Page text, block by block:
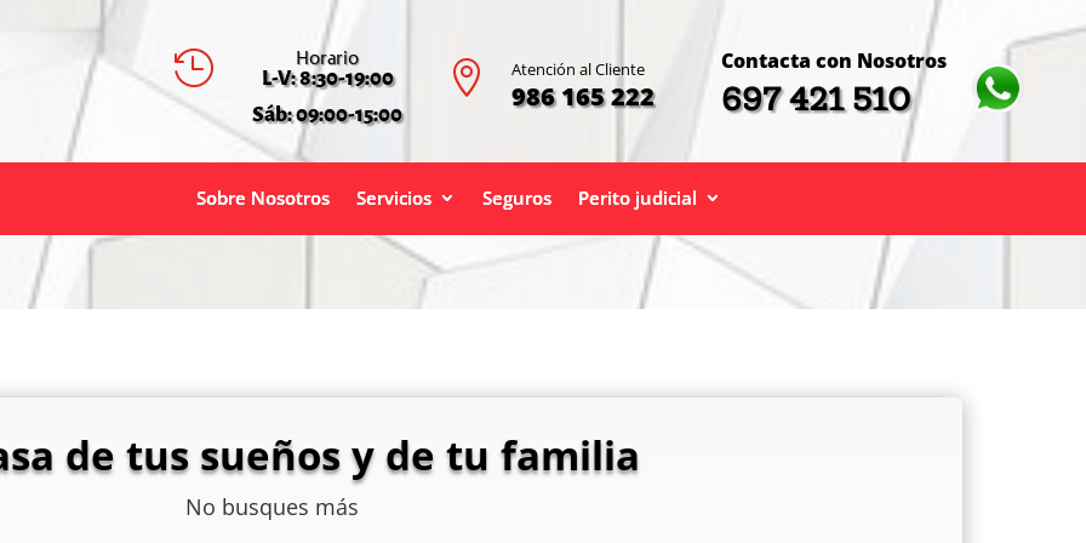
 Horario
L-V: 8:30-19:00
Sáb: 09:00-15:00
 Atención al Cliente
986 165 222
Contacta con Nosotros
697 421 510
Sobre Nosotros Servicios Seguros Perito judicial
de tus sueños y de tu familia
No busques más